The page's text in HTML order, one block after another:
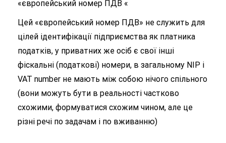
«європейський номер ПДВ «
Цей «європейський номер ПДВ» не служить для
цілей ідентифікації підприємства як платника
податків, у приватних же осіб є свої інші
фіскальні (податкові) номери, в загальному NIP і
VAT number не мають між собою нічого спільного
(вони можуть бути в реальності частково
схожими, формуватися схожим чином, але це
різні речі по задачам і по вживанню)